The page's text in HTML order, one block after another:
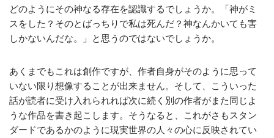
どのようにその神なる存在を認識するでしょうか。「神がミ
スをした？そのとばっちりで私は死んだ？神なんかいても害
しかないんだな。」と思うのではないでしょうか。
あくまでもこれは創作ですが、作者自身がそのように思って
いない限り想像することが出来ません。そして、こういった
話が読者に受け入れられれば次に続く別の作者がまた同じよ
うな作品を書き起こします。そうなると、これがさもスタン
ダードであるかのように現実世界の人々の心に反映されてい